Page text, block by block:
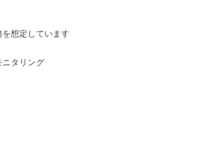
想定しています
ニタリング